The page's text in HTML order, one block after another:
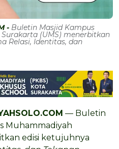
- Buletin Masjid Kampus
(UMS) menerbitkan
Relasi, Identitas, dan
— Buletin
Muhammadiyah
edisi ketujuhnya